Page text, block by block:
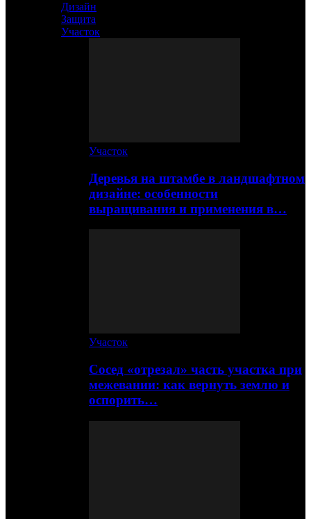
Дизайн
Защита
Участок
Участок
Деревья на штамбе в ландшафтном
дизайне: особенности
выращивания и применения в…
Участок
Сосед «отрезал» часть участка при
межевании: как вернуть землю и
оспорить…